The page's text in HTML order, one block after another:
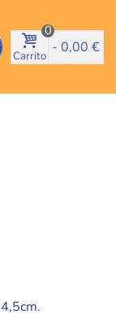
Carrito
0
- 0,00 €